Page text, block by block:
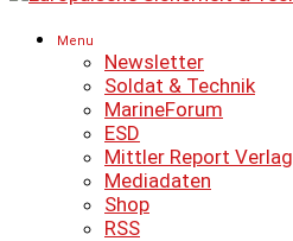
Menu
Newsletter
Soldat & Technik
MarineForum
ESD
Mittler Report Verlag
Mediadaten
Shop
RSS